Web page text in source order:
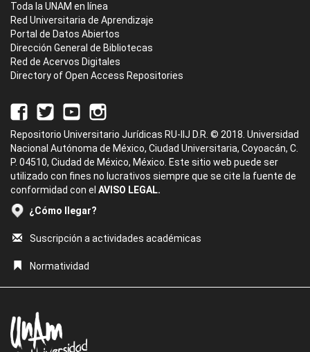
Toda la UNAM en línea
Red Universitaria de Aprendizaje
Portal de Datos Abiertos
Dirección General de Bibliotecas
Red de Acervos Digitales
Directory of Open Access Repositories
Repositorio Universitario Jurídicas RU-IIJ D.R. © 2018. Universidad
Nacional Autónoma de México, Ciudad Universitaria, Coyoacán, C.
P. 04510, Ciudad de México, México. Este sitio web puede ser
utilizado con fines no lucrativos siempre que se cite la fuente de
conformidad con el AVISO LEGAL.
¿Cómo llegar?
Suscripción a actividades académicas
Normatividad